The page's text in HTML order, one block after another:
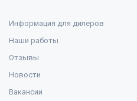
Информация для дилеров
Наши работы
Отзывы
Новости
Вакансии